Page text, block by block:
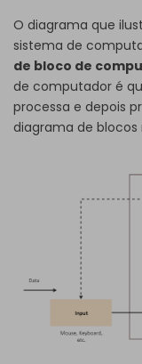
O diagrama que
sistema de
de bloco de
de computador é
processa e depois
diagrama de blocos